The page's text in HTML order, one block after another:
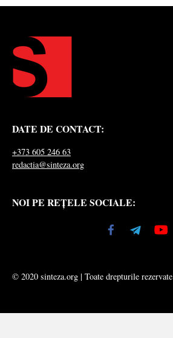
DATE DE CONTACT:
+373 605 246 63
redactia@sinteza.org
NOI PE REȚELE SOCIALE:
© 2020 sinteza.org | Toate drepturile rezervate